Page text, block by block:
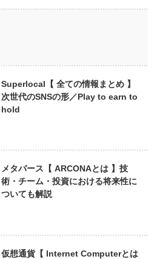
Superlocal【 全ての情報まとめ 】
次世代のSNSの形／Play to earn to
hold
メタバース【 ARCONAとは 】技
術・チーム・投資における将来性に
ついても解説
仮想通貨【 Internet Computerとは